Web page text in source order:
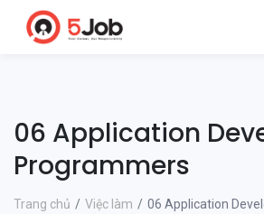
06 Application
Programmers
Trang chủ Việc làm 06 Application